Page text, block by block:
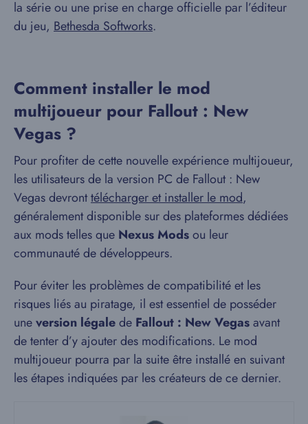
la série ou une prise en charge officielle par l’éditeur
du jeu, Bethesda Softworks.
Comment installer le mod
multijoueur pour Fallout : New
Vegas ?
Pour profiter de cette nouvelle expérience multijoueur,
les utilisateurs de la version PC de Fallout : New
Vegas devronttélécharger et installer le mod,
généralement disponible sur des plateformes dédiées
aux mods telles que Nexus Modsou leur
communauté de développeurs.
Pour éviter les problèmes de compatibilité et les
risques liés au piratage, il est essentiel de posséder
uneversion légalede Fallout : New Vegasavant
de tenter d’y ajouter des modifications. Le mod
multijoueur pourra par la suite être installé en suivant
les étapes indiquées par les créateurs de ce dernier.